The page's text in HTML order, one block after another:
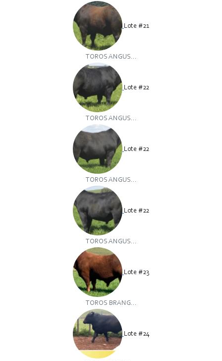
Lote #21
TOROS ANGUS...
Lote #22
TOROS ANGUS...
Lote #22
TOROS ANGUS...
Lote #22
TOROS ANGUS...
Lote #23
TOROS BRANG...
Lote #24